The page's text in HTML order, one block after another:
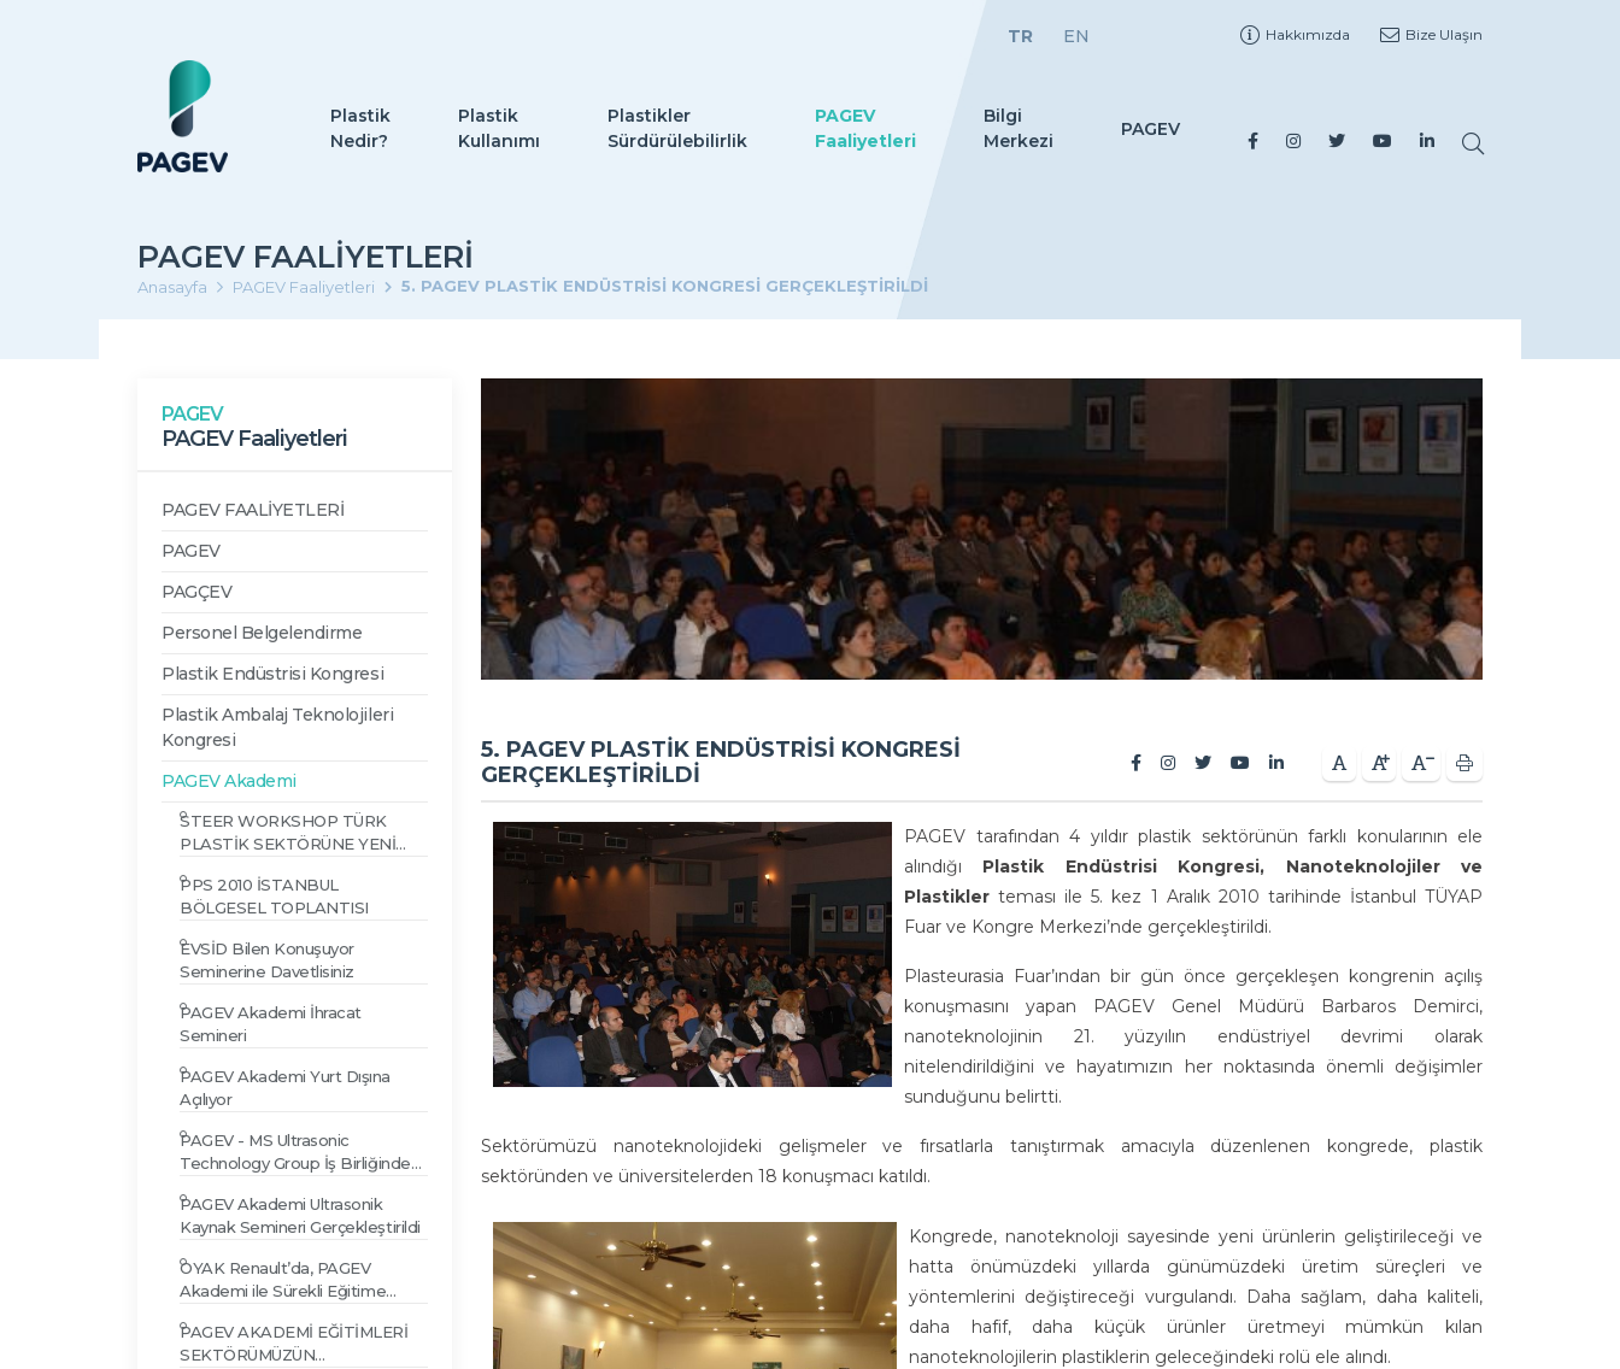
TR EN Hakkımızda Bize Ulaşın
Plastik
Nedir?
Plastik
Kullanımı
Plastikler
Sürdürülebilirlik
PAGEV
Faaliyetleri
Bilgi
Merkezi
PAGEV
PAGEV FAALIYETLERI
Anasayfa PAGEV Faaliyetleri 5. PAGEV PLASTİK ENDÜSTRİSİ KONGRESİ GERÇEKLEŞTİRİLDİ
PAGEV
PAGEV Faaliyetleri
PAGEV FAALİYETLERİ
PAGEV
PAGÇEV
Personel Belgelendirme
Plastik Endüstrisi Kongresi
Plastik Ambalaj Teknolojileri
Kongresi
PAGEV Akademi
STEER WORKSHOP TÜRK
PLASTİK SEKTÖRÜNE YENİ
PPS 2010 İSTANBUL
BÖLGESEL TOPLANTISI
EVSİD Bilen Konuşuyor
Seminerine Davetlisiniz
PAGEV Akademi İhracat
Semineri
PAGEV Akademi Yurt Dışına
Açılıyor
PAGEV - MS Ultrasonic
Technology Group İş Birliğinde
PAGEV Akademi Ultrasonik
Kaynak Semineri Gerçekleştirildi
OYAK Renault’da, PAGEV
Akademi ile Sürekli Eğitime
PAGEV AKADEMİ EĞİTİMLERİ
SEKTÖRÜMÜZÜN
5. PAGEV PLASTİK ENDÜSTRİSİ KONGRESİ
GERÇEKLEŞTİRİLDİ
PAGEV tarafından 4 yıldır plastik sektörünün farklı konularının ele
alındığı Plastik Endüstrisi Kongresi, Nanoteknolojiler ve
Plastikler teması ile 5. kez 1 Aralık 2010 tarihinde İstanbul TÜYAP
Fuar ve Kongre Merkezi’nde gerçekleştirildi.
Plasteurasia Fuar’ından bir gün önce gerçekleşen kongrenin açılış
konuşmasını yapan PAGEV Genel Müdürü Barbaros Demirci,
nanoteknolojinin 21. yüzyılın endüstriyel devrimi olarak
nitelendirildiğini ve hayatımızın her noktasında önemli değişimler
sunduğunu belirtti.
Sektörümüzü nanoteknolojideki gelişmeler ve fırsatlarla tanıştırmak amacıyla düzenlenen kongrede, plastik
sektöründen ve üniversitelerden 18 konuşmacı katıldı.
Kongrede, nanoteknoloji sayesinde yeni ürünlerin geliştirileceği ve
hatta önümüzdeki yıllarda günümüzdeki üretim süreçleri ve
yöntemlerini değiştireceği vurgulandı. Daha sağlam, daha kaliteli,
daha hafif, daha küçük ürünler üretmeyi mümkün kılan
nanoteknolojilerin plastiklerin geleceğindeki rolü ele alındı.